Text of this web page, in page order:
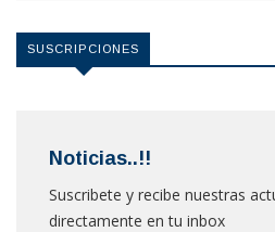
SUSCRIPCIONES
Noticias..!!
Suscribete y recibe nuestras
directamente en tu inbox